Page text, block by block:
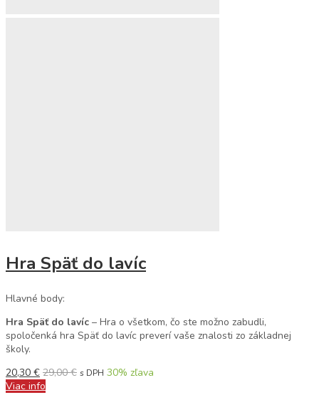
Hra Späť do lavíc
Hlavné body:
Hra Späť do lavíc – Hra o všetkom, čo ste možno zabudli,
spoločenká hra Späť do lavíc preverí vaše znalosti zo základnej
školy.
20,30 € 29,00€ s DPH 30% zľava
Viac info